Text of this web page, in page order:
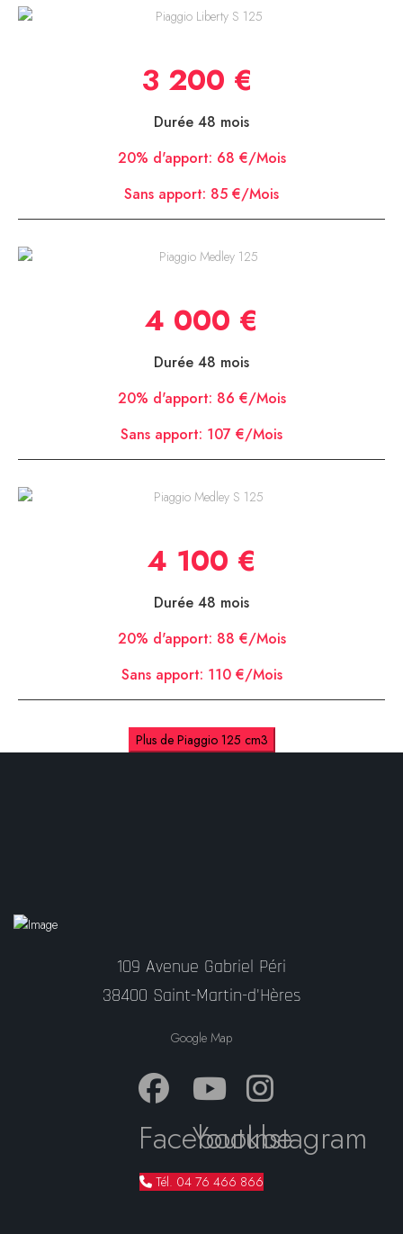
3 200 €
Durée 48 mois
20% d'apport: 68 €/Mois
Sans apport: 85 €/Mois
4 000 €
Durée 48 mois
20% d'apport: 86 €/Mois
Sans apport: 107 €/Mois
4 100 €
Durée 48 mois
20% d'apport: 88 €/Mois
Sans apport: 110 €/Mois
Plus de Piaggio 125 cm3
109 Avenue Gabriel Péri
38400 Saint-Martin-d'Hères
Google Map
Facebook
YoutubeInstagram
Tél. 04 76 466 866